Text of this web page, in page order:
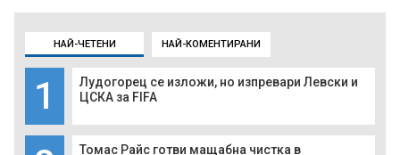
НАЙ-ЧЕТЕНИ НАЙ-КОМЕНТИРАНИ
1
Лудогорец се изложи, но изпревари Левски и
ЦСКА за FIFA
Томас Райс готви мащабна чистка в